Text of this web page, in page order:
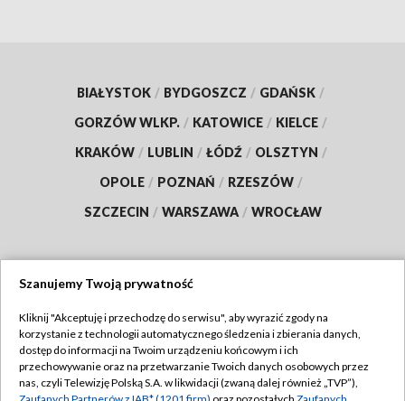
BIAŁYSTOK / BYDGOSZCZ / GDAŃSK /
GORZÓW WLKP. / KATOWICE / KIELCE /
KRAKÓW / LUBLIN / ŁÓDŹ / OLSZTYN /
OPOLE / POZNAŃ / RZESZÓW /
SZCZECIN / WARSZAWA / WROCŁAW
TVP
Abonament TVP
Emisja w TVP
Regulamin TVP
Szanujemy Twoją prywatność
Kliknij "Akceptuję i przechodzę do serwisu", aby wyrazić zgody na
korzystanie z technologii automatycznego śledzenia i zbierania danych,
dostęp do informacji na Twoim urządzeniu końcowym i ich
przechowywanie oraz na przetwarzanie Twoich danych osobowych przez
nas, czyli Telewizję Polską S.A. w likwidacji (zwaną dalej również „TVP”),